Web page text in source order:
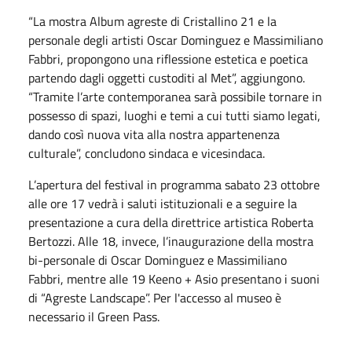
“La mostra Album agreste di Cristallino 21 e la
personale degli artisti Oscar Dominguez e Massimiliano
Fabbri, propongono una riflessione estetica e poetica
partendo dagli oggetti custoditi al Met”, aggiungono.
“Tramite l’arte contemporanea sarà possibile tornare in
possesso di spazi, luoghi e temi a cui tutti siamo legati,
dando così nuova vita alla nostra appartenenza
culturale”, concludono sindaca e vicesindaca.
L’apertura del festival in programma sabato 23 ottobre
alle ore 17 vedrà i saluti istituzionali e a seguire la
presentazione a cura della direttrice artistica Roberta
Bertozzi. Alle 18, invece, l’inaugurazione della mostra
bi-personale di Oscar Dominguez e Massimiliano
Fabbri, mentre alle 19 Keeno + Asio presentano i suoni
di “Agreste Landscape”. Per l'accesso al museo è
necessario il Green Pass.